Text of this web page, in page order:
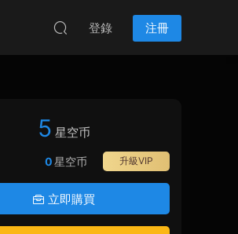
登錄 注冊
5 星空币
升級VIP
0星空币
立即購買